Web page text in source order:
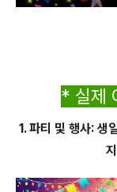
* 실제
1. 파티 및 행사: 생